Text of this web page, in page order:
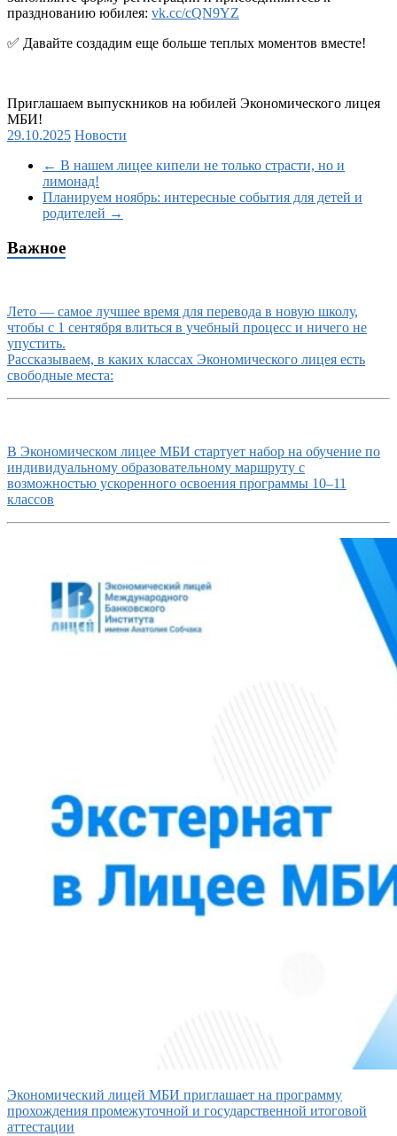
празднованию юбилея: vk.cc/cQN9YZ
✅ Давайте создадим еще больше теплых моментов вместе!
Приглашаем выпускников на юбилей Экономического лицея
МБИ!
29.10.2025 Новости
← В нашем лицее кипели не только страсти, но и
лимонад!
Планируем ноябрь: интересные события для детей и
родителей →
Важное
Лето — самое лучшее время для перевода в новую школу,
чтобы с 1 сентября влиться в учебный процесс и ничего не
упустить.
Рассказываем, в каких классах Экономического лицея есть
свободные места:
В Экономическом лицее МБИ стартует набор на обучение по
индивидуальному образовательному маршруту с
возможностью ускоренного освоения программы 10–11
классов
Экономический лицей МБИ приглашает на программу
прохождения промежуточной и государственной итоговой
аттестации